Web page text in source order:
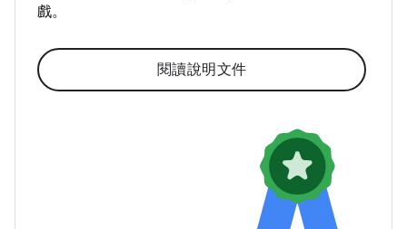
戲。
閱讀說明文件